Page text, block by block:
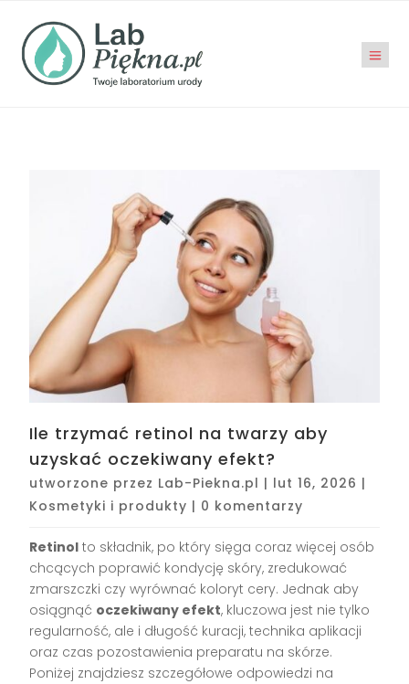
Ile trzymać retinol na twarzy aby
uzyskać oczekiwany efekt?
utworzone przez Lab-Piekna.pl | lut 16, 2026 |
Kosmetyki i produkty | 0 komentarzy
Retinol to składnik, po który sięga coraz więcej osób
chcących poprawić kondycję skóry, zredukować
zmarszczki czy wyrównać koloryt cery. Jednak aby
osiągnąć oczekiwany efekt, kluczowa jest nie tylko
regularność, ale i długość kuracji, technika aplikacji
oraz czas pozostawienia preparatu na skórze.
Poniżej znajdziesz szczegółowe odpowiedzi na